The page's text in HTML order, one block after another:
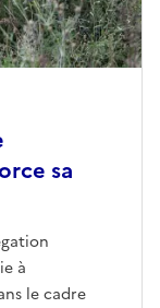
sa
à
le cadre